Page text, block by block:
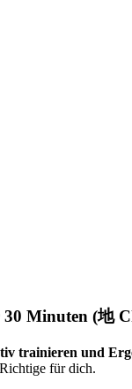
Minuten (地
trainieren und
für dich.